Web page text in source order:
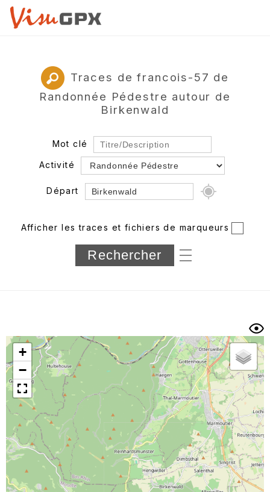
Traces de francois-57 de
Randonnée Pédestre autour de
Birkenwald
Mot clé
Activité
Départ
Département
Longueur min/max
Trier par
Horodatage Photos
Afficher les traces et fichiers de marqueurs
+
−